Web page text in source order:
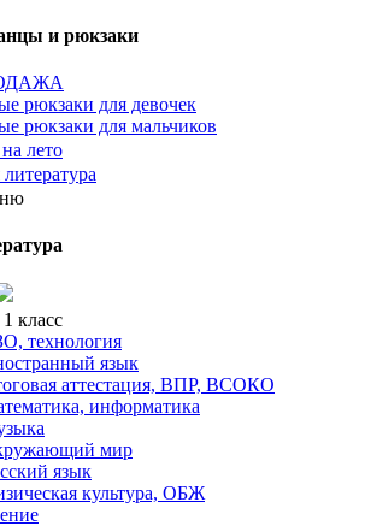
и рюкзаки
рюкзаки для девочек
рюкзаки для мальчиков
лето
1 класс
технология
язык
аттестация, ВПР, ВСОКО
информатика
мир
язык
культура, ОБЖ